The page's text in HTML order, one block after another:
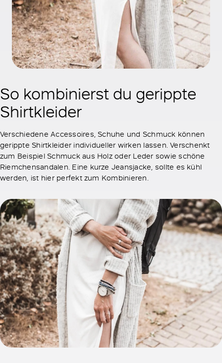
So kombinierst du gerippte
Shirtkleider
Verschiedene Accessoires, Schuhe und Schmuck können
gerippte Shirtkleider individueller wirken lassen. Verschenkt
zum Beispiel Schmuck aus Holz oder Leder sowie schöne
Riemchensandalen. Eine kurze Jeansjacke, sollte es kühl
werden, ist hier perfekt zum Kombinieren.